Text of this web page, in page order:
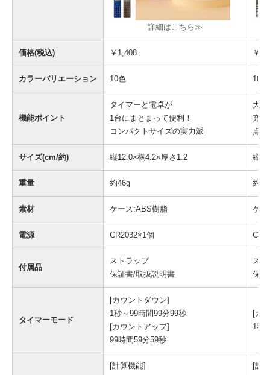
詳細はこちら≫
価格(税込) ￥1,408 ￥
カラーバリエーション 10色 10色
機能ポイント
タイマーと電卓が
1台にまとまって便利！
コンパクトサイズの実力派
大
充
点
サイズ(cm/約) 縦12.0×横4.2×厚さ1.2 縦
重量 約46g 約
素材 ケース:ABS樹脂 ケ
電源 CR2032×1個
付属品
ストラップ
保証書/取扱説明書
ス
保証
タイマーモード
[カウントダウン]
1秒～99時間99分99秒
[カウントアップ]
99時間59分59秒
[カ
1秒
[計算機能]
[計